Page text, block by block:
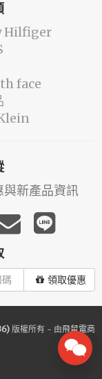
Hilfiger
face
與新產品資訊
領取優惠
版權所有 - 由飛鼠電商